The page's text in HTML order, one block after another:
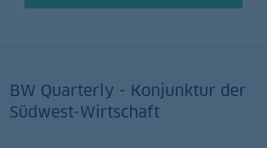
BW Quarterly - Konjunktur der
Südwest-Wirtschaft